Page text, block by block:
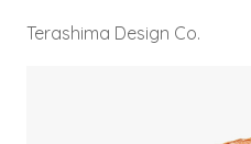
Terashima Design Co.